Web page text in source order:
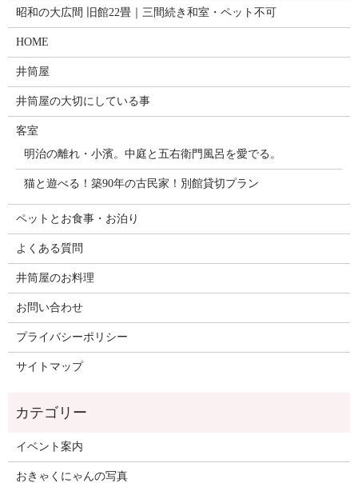
昭和の大広間 旧館22畳｜三間続き和室・ペット不可
HOME
井筒屋
井筒屋の大切にしている事
客室
明治の離れ・小濱。中庭と五右衛門風呂を愛でる。
猫と遊べる！築90年の古民家！別館貸切プラン
ペットとお食事・お泊り
よくある質問
井筒屋のお料理
お問い合わせ
プライバシーポリシー
サイトマップ
イベント案内
おきゃくにゃんの写真